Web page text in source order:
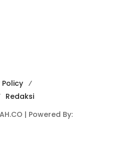
Policy
Redaksi
| Powered By: